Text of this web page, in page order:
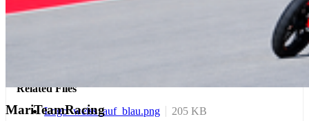
MariTeamRacing
Zurück
Related Files
Logo_weiss_auf_blau.png
205 KB